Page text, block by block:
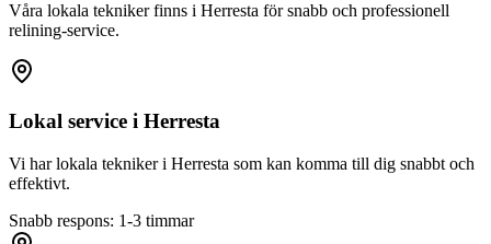
Våra lokala tekniker finns i Herresta för snabb och professionell
relining-service.
Lokal service i Herresta
Vi har lokala tekniker i Herresta som kan komma till dig snabbt och
effektivt.
Snabb respons: 1-3 timmar